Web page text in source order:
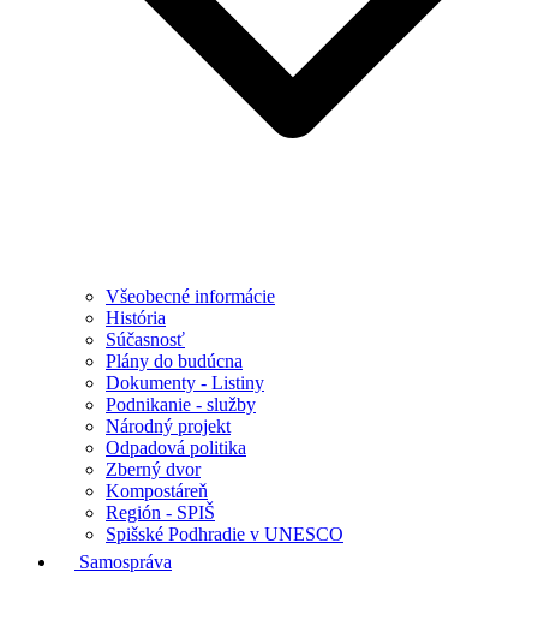
Všeobecné informácie
História
Súčasnosť
Plány do budúcna
Dokumenty - Listiny
Podnikanie - služby
Národný projekt
Odpadová politika
Zberný dvor
Kompostáreň
Región - SPIŠ
Spišské Podhradie v UNESCO
Samospráva